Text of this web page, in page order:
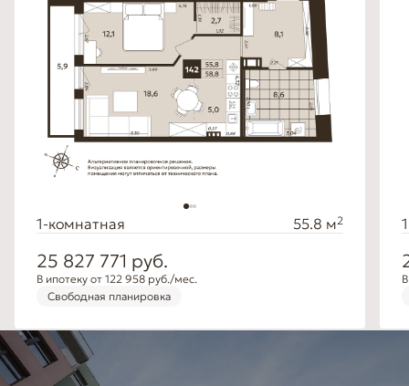
1-комнатная 55.8 м2
25 827 771 руб.
В ипотеку от 122 958 руб./мес.
Свободная планировка